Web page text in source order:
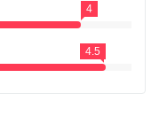
4
4.5